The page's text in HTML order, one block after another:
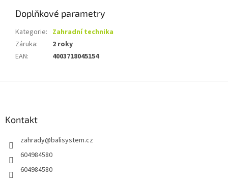
Doplňkové parametry
Kategorie: Zahradní technika
Záruka:
2 roky
EAN: 4003718045154
Kontakt
zahrady@balisystem.cz
604984580
604984580